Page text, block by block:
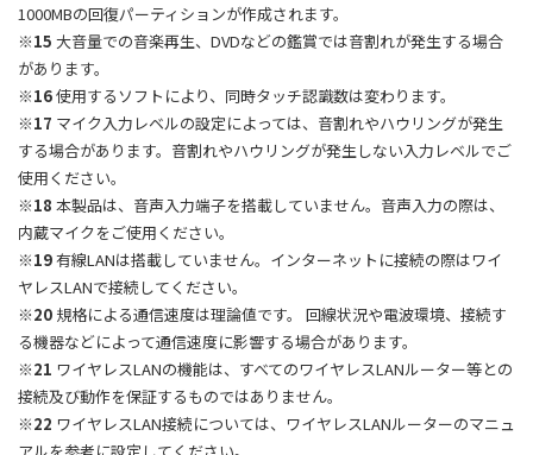
1000MBの回復パーティションが作成されます。
※15 大音量での音楽再生、DVDなどの鑑賞では音割れが発生する場合
があります。
※16使用するソフトにより、同時タッチ認識数は変わります。
※17 マイク入力レベルの設定によっては、音割れやハウリングが発生
する場合があります。音割れやハウリングが発生しない入力レベルでご
使用ください。
※18 本製品は、音声入力端子を搭載していません。音声入力の際は、
内蔵マイクをご使用ください。
※19有線LANは搭載していません。インターネットに接続の際はワイ
ヤレスLANで接続してください。
※20 規格による通信速度は理論値です。 回線状況や電波環境、接続す
る機器などによって通信速度に影響する場合があります。
※21 ワイヤレスLANの機能は、すべてのワイヤレスLANルーター等との
接続及び動作を保証するものではありません。
※22 ワイヤレスLAN接続については、ワイヤレスLANルーターのマニュ